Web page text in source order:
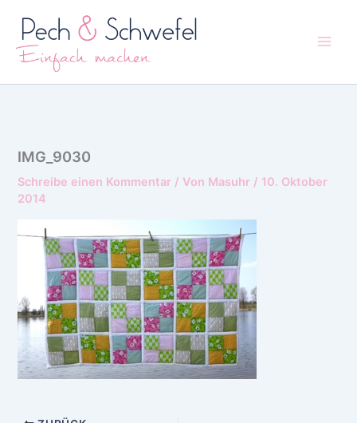
Inhalt
springen
IMG_9030
Schreibe einen Kommentar / Von Masuhr / 10. Oktober
2014